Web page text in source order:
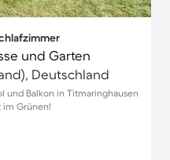
und Garten
Deutschland
und Balkon in Titmaringhausen
im Grünen!